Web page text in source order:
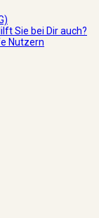
Sie bei Dir auch?
Nutzern